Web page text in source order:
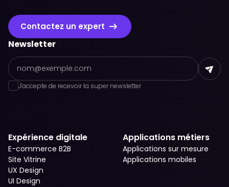
Contactez un expert
Newsletter
J'accepte de recevoir la super newsletter
Expérience digitale
E-commerce B2B
Site Vitrine
UX Design
UI Design
Applications métiers
Applications sur mesure
Applications mobiles